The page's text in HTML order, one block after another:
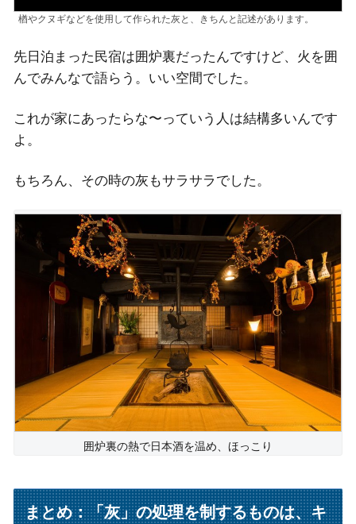
楢やクヌギなどを使用して作られた灰と、きちんと記述があります。
先日泊まった民宿は囲炉裏だったんですけど、火を囲
んでみんなで語らう。いい空間でした。
これが家にあったらな〜っていう人は結構多いんです
よ。
もちろん、その時の灰もサラサラでした。
囲炉裏の熱で日本酒を温め、ほっこり
まとめ：「灰」の処理を制するものは、キ